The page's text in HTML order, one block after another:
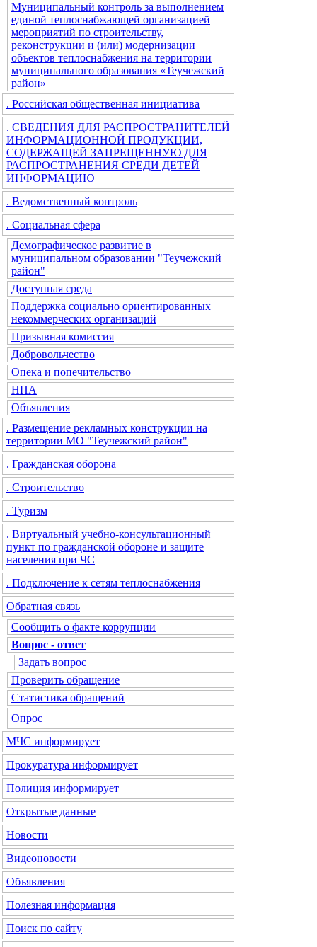
Муниципальный контроль за выполнением
единой теплоснабжающей организацией
мероприятий по строительству,
реконструкции и (или) модернизации
объектов теплоснабжения на территории
муниципального образования «Теучежский
район»
. Российская общественная инициатива
. СВЕДЕНИЯ ДЛЯ РАСПРОСТРАНИТЕЛЕЙ
ИНФОРМАЦИОННОЙ ПРОДУКЦИИ,
СОДЕРЖАЩЕЙ ЗАПРЕЩЕННУЮ ДЛЯ
РАСПРОСТРАНЕНИЯ СРЕДИ ДЕТЕЙ
ИНФОРМАЦИЮ
. Ведомственный контроль
. Социальная сфера
Демографическое развитие в
муниципальном образовании "Теучежский
район"
Доступная среда
Поддержка социально ориентированных
некоммерческих организаций
Призывная комиссия
Добровольчество
Опека и попечительство
НПА
Объявления
. Размещение рекламных конструкции на
территории МО "Теучежский район"
. Гражданская оборона
. Строительство
. Туризм
. Виртуальный учебно-консультационный
пункт по гражданской обороне и защите
населения при ЧС
. Подключение к сетям теплоснабжения
Обратная связь
Сообщить о факте коррупции
Вопрос - ответ
Задать вопрос
Проверить обращение
Статистика обращений
Опрос
МЧС информирует
Прокуратура информирует
Полиция информирует
Открытые данные
Новости
Видеоновости
Объявления
Полезная информация
Поиск по сайту